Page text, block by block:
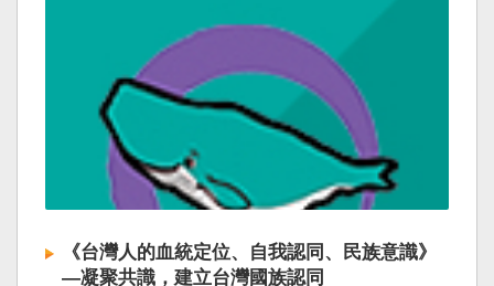
《台灣人的血統定位、自我認同、民族意識》
—凝聚共識，建立台灣國族認同